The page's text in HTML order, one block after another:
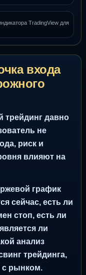
TradingView для
входа
трейдинг давно
не
риск и
влияют на
график
сейчас, есть ли
стоп, есть ли
ли
анализ
трейдинга,
с рынком.